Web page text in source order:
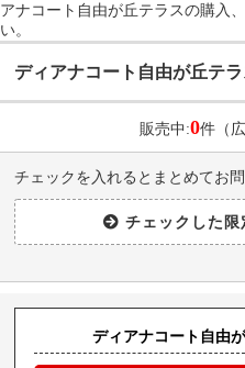
アナコート自由が丘テラスの購入
い。
ディアナコート自由が丘テ
販売中:0件（
チェックを入れるとまとめてお
ディアナコート自由